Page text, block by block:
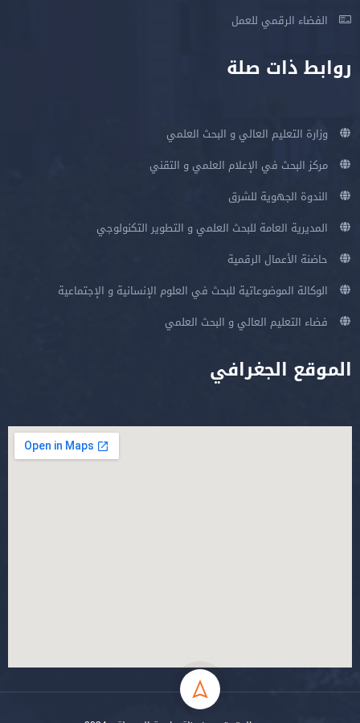
الفضاء الرقمي للعمل
روابط ذات صلة
وزارة التعليم العالي و البحث العلمي
مركز البحث في الإعلام العلمي و التقني
الندوة الجهوية للشرق
المديرية العامة للبحث العلمي و التطوير التكنولوجي
حاضنة الأعمال الرقمية
الوكالة الموضوعاتية للبحث في العلوم الإنسانية و الإجتماعية
فضاء التعليم العالي و البحث العلمي
الموقع الجغرافي